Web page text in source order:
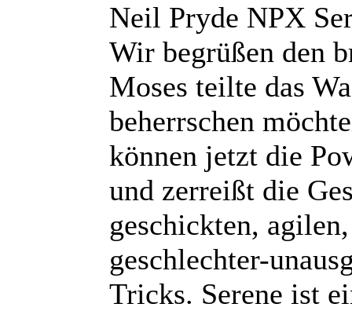
Neil Pryde NPX
Wir begrüßen den
Moses teilte das
beherrschen
können jetzt die
und zerreißt die
geschickten, agilen,
geschlechter-
Tricks. Serene ist